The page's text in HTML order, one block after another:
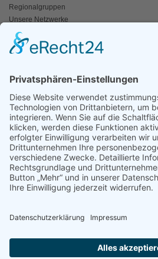
Regionalgruppen
Unsere Netzwerke
Historisches
Impressum/Kontakt
Naturschutz bunt
Broschüren und Folder
Presseaussendungen
Newsletter
Fotos und Videos
ANWALT DER NATUR
Erneuerbare Energien